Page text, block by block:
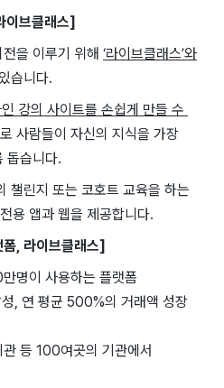
이브클래스]
을 ​이루기 ​위해 ‘라이브클래스’와
습니다.
강의 사이트를 ​손쉽게 ​만들 수
사람들이 자신의 ​지식을 가장
돕습니다.
챌린지 또는 코호트 교육을 하는
용 앱과 웹을 제공합니다.
, 라이브클래스]
명이 사용하는 플랫폼
, 연 평균 500%의 거래액 성장
등 100여곳의 기관에서